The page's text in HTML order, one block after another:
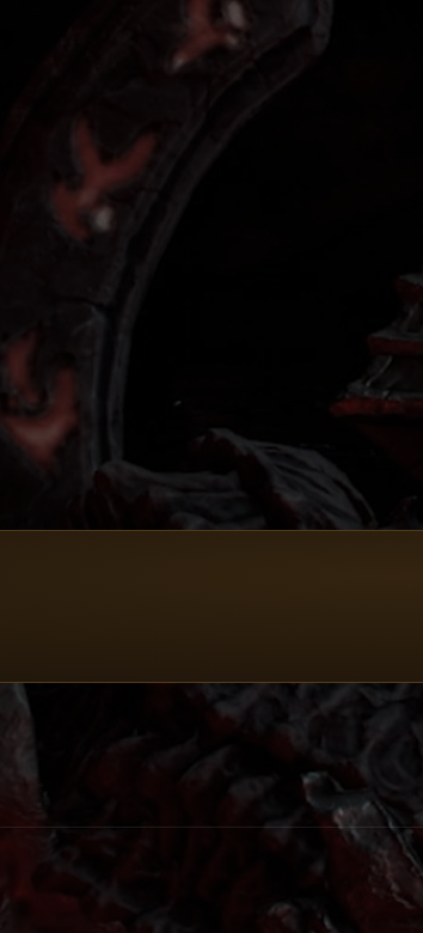
relativi poteri per poter essere
Di seguito trovate le tabelle ( loot